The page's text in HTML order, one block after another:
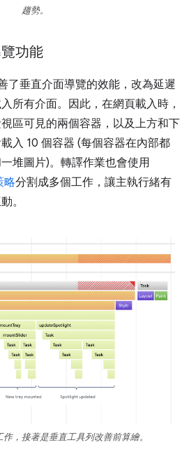
趨勢。
功能
了垂直介面導覽的效能，改為延遲
所有介面。因此，在網頁載入時，
區可見的兩個容器，以及上方和下
入 10 個容器 (每個容器在內部都
堆圖片)。轉譯作業也會使用
略分割成多個工作，讓主執行緒有
。
，接著是垂直工具列改善前算繪。